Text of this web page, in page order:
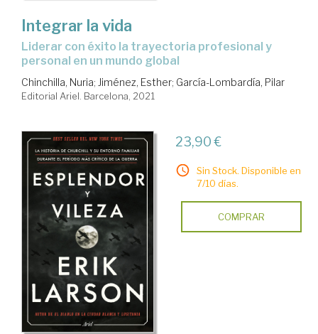
Integrar la vida
Liderar con éxito la trayectoria profesional y
personal en un mundo global
Chinchilla, Nuria; Jiménez, Esther; García-Lombardía, Pilar
Editorial Ariel. Barcelona, 2021
23,90 €
Sin Stock. Disponible en
7/10 días.
COMPRAR